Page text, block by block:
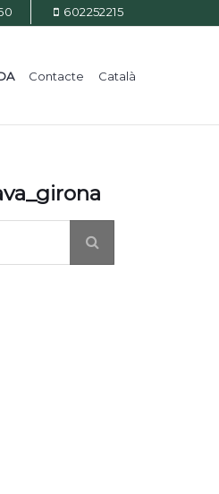
602252215
Contacte Català